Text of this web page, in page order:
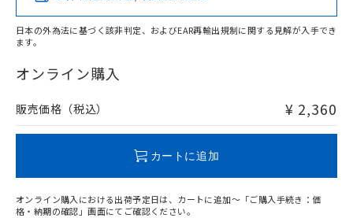
在庫等で未対応品が混在する可能性があります。
問い合わせください。
日本の外為法に基づく該非判定、およびEAR再輸出規制に関する見解が入手でき
ます。
オンライン購入
販売価格（税込） ¥ 2,360
カートに追加
オンライン購入における出荷予定日は、カートに追加～「ご購入手続き：価
格・納期の確認」画面にてご確認ください。